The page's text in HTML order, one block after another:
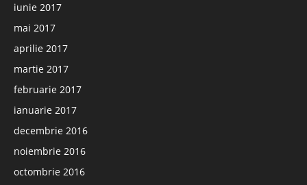
iunie 2017
mai 2017
aprilie 2017
martie 2017
februarie 2017
ianuarie 2017
decembrie 2016
noiembrie 2016
octombrie 2016